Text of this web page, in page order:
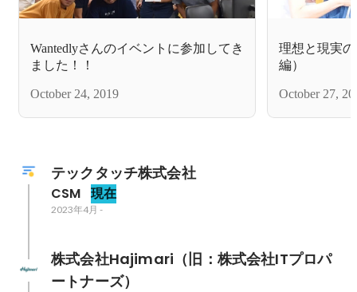
Wantedlyさんのイベントに参加してき
ました！！
October 24, 2019
理想と現実
編）
October 27,
テックタッチ株式会社
CSM 現在
2023年4月 -
株式会社Hajimari（旧：株式会社ITプロパ
ートナーズ）